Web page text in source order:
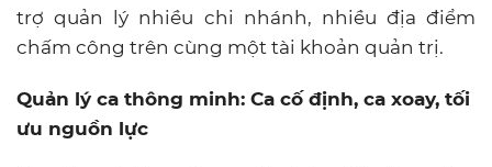
trợ quản lý nhiều chi nhánh, nhiều địa điểm
chấm công trên cùng một tài khoản quản trị.
Quản lý ca thông minh: Ca cố định, ca xoay, tối
ưu nguồn lực